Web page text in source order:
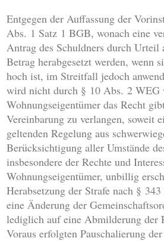
Entgegen der Auffassung der
Abs. 1 Satz 1 BGB, wonach eine
Antrag des Schuldners durch Urteil
Betrag herabgesetzt werden, wenn
hoch ist, im Streitfall jedoch
wird nicht durch § 10 Abs. 2 WEG
Wohnungseigentümer das Recht
Vereinbarung zu verlangen, soweit
geltenden Regelung aus
Berücksichtigung aller Umstände
insbesondere der Rechte und
Wohnungseigentümer, unbillig
Herabsetzung der Strafe nach §
eine Änderung der
lediglich auf eine Abmilderung der
Voraus erfolgten Pauschalierung